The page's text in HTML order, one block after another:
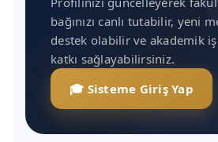
bağınızı canlı tutabilir, yeni
destek olabilir ve akademik
katkı sağlayabilirsiniz.
🎓 Sisteme Giriş Yap